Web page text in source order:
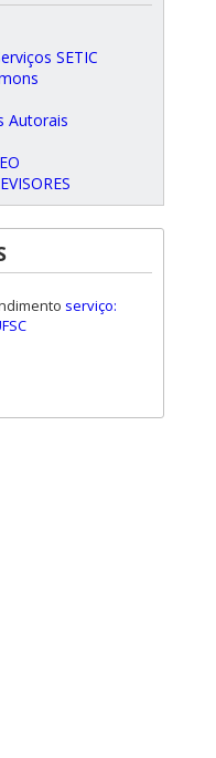
SETIC
Autorais
serviço: